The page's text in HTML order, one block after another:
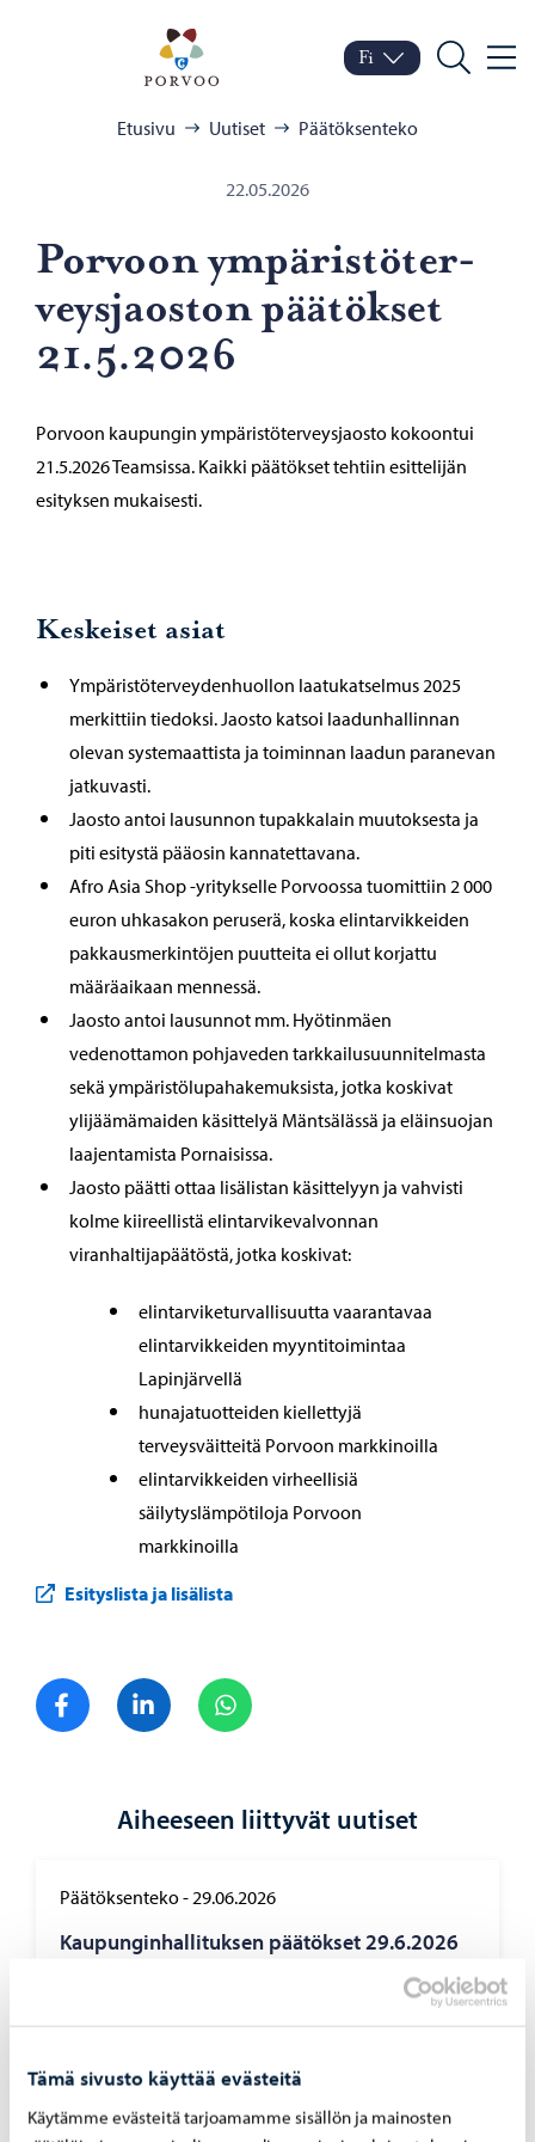
Tämä sivusto käyttää evästeitä
Käytämme evästeitä tarjoamamme sisällön ja mainosten
Porvoo – Siirry
Vaihda kieltä
Nykyinen kieli: Suomi
Fi
Hae
Etusivu Uutiset Päätöksenteko
22.05.2026
Por­voon ym­pä­ris­tö­ter­
veys­jaos­ton pää­tök­set
21.5.2026
Porvoon kaupungin ympäristöterveysjaosto kokoontui
21.5.2026 Teamsissa. Kaikki päätökset tehtiin esittelijän
esityksen mukaisesti.
Keskeiset asiat
Ympäristöterveydenhuollon laatukatselmus 2025
merkittiin tiedoksi. Jaosto katsoi laadunhallinnan
olevan systemaattista ja toiminnan laadun paranevan
jatkuvasti.
Jaosto antoi lausunnon tupakkalain muutoksesta ja
piti esitystä pääosin kannatettavana.
Afro Asia Shop -yritykselle Porvoossa tuomittiin 2 000
euron uhkasakon peruserä, koska elintarvikkeiden
pakkausmerkintöjen puutteita ei ollut korjattu
määräaikaan mennessä.
Jaosto antoi lausunnot mm. Hyötinmäen
vedenottamon pohjaveden tarkkailusuunnitelmasta
sekä ympäristölupahakemuksista, jotka koskivat
ylijäämämaiden käsittelyä Mäntsälässä ja eläinsuojan
laajentamista Pornaisissa.
Jaosto päätti ottaa lisälistan käsittelyyn ja vahvisti
kolme kiireellistä elintarvikevalvonnan
viranhaltijapäätöstä, jotka koskivat:
elintarviketurvallisuutta vaarantavaa
elintarvikkeiden myyntitoimintaa
Lapinjärvellä
hunajatuotteiden kiellettyjä
terveysväitteitä Porvoon markkinoilla
elintarvikkeiden virheellisiä
säilytyslämpötiloja Porvoon
markkinoilla
Esityslista ja lisälista
Jaa FacebookJaa LinkedIn
Aiheeseen liittyvät uutiset
Päätöksenteko-29.06.2026
Kau­pun­gin­hal­li­tuk­sen pää­tök­set 29.6.2026